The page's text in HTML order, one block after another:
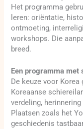
Het programma
leren: oriëntatie,
ontmoeting,
workshops. Die
breed.
Een programma
De keuze voor
Koreaanse
verdeling,
Plaatsen zoals het
geschiedenis